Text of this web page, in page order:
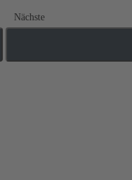
Nächste